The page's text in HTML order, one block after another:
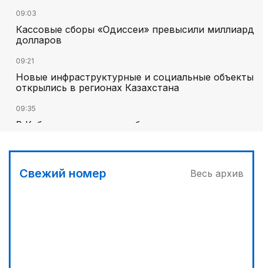
09:03
Кассовые сборы «Одиссеи» превысили миллиард
долларов
09:21
Новые инфраструктурные и социальные объекты
открылись в регионах Казахстана
09:35
В Кабмине оперативно обсудили ситуацию на
Бахыт Есимова возглавила отдел в
администрации Президента
Свежий номер Весь архив